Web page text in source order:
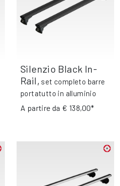
Silenzio Black In-
Rail, set completo barre
portatutto in alluminio
A partire da € 138,00*